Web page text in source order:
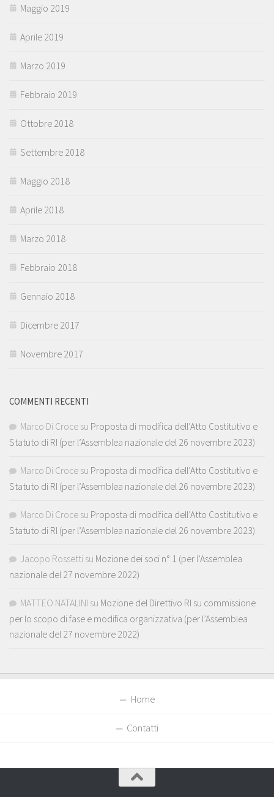
Maggio 2019
Aprile 2019
Marzo 2019
Febbraio 2019
Ottobre 2018
Settembre 2018
Maggio 2018
Aprile 2018
Marzo 2018
Febbraio 2018
Gennaio 2018
Dicembre 2017
Novembre 2017
COMMENTI RECENTI
Marco Di Croce su Proposta di modifica dell’Atto Costitutivo e
Statuto di RI (per l’Assemblea nazionale del 26 novembre 2023)
Marco Di Croce su Proposta di modifica dell’Atto Costitutivo e
Statuto di RI (per l’Assemblea nazionale del 26 novembre 2023)
Marco Di Croce su Proposta di modifica dell’Atto Costitutivo e
Statuto di RI (per l’Assemblea nazionale del 26 novembre 2023)
Jacopo Rossetti su Mozione dei soci n° 1 (per l’Assemblea
nazionale del 27 novembre 2022)
MATTEO NATALINI su Mozione del Direttivo RI su commissione
per lo scopo di fase e modifica organizzativa (per l’Assemblea
nazionale del 27 novembre 2022)
Home
Contatti